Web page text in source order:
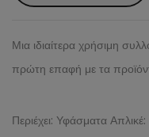
Μια ιδιαίτερα χρήσιμη
πρώτη επαφή με τα
Περιέχει: Υφάσματα